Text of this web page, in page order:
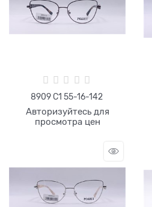
8909 C1 55-16-142
Авторизуйтесь для
просмотра цен